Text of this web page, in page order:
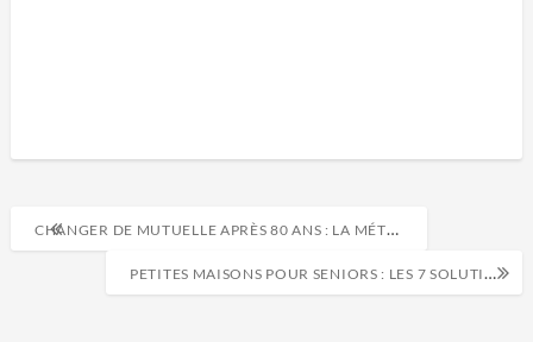
CHANGER DE MUTUELLE APRÈS 80 ANS : LA MÉTHODE SÛRE POUR MIEUX CHOISIR
PETITES MAISONS POUR SENIORS : LES 7 SOLUTIONS ADAPTÉES À VOS BESOINS